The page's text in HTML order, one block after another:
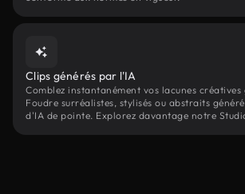
Clips générés par l'IA
Comblez instantanément vos lacunes créatives
Foudre surréalistes, stylisés ou abstraits
d'IA de pointe. Explorez davantage notre